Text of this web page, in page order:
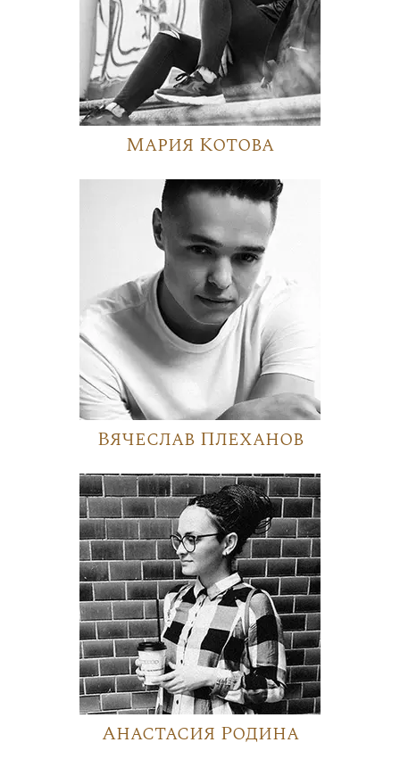
Мария Котова
Вячеслав Плеханов
Анастасия Родина